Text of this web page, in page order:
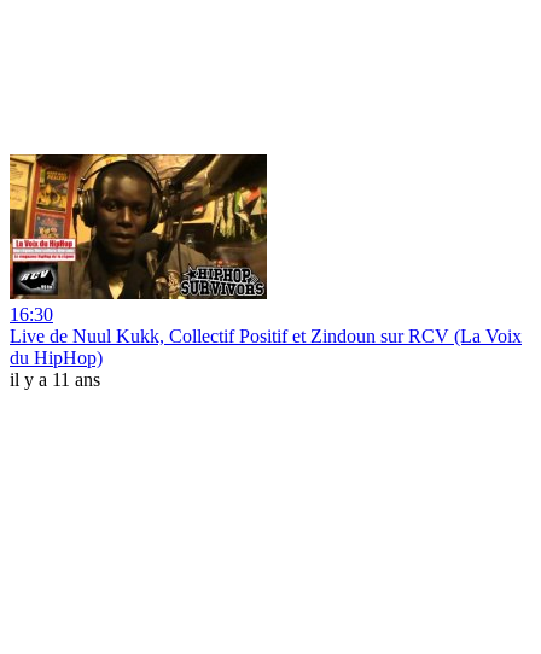
16:30
Live de Nuul Kukk, Collectif Positif et Zindoun sur RCV (La Voix
du HipHop)
il y a 11 ans